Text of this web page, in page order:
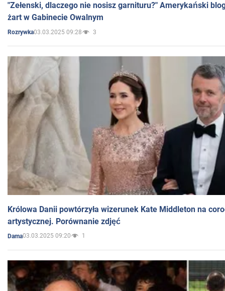
"Zełenski, dlaczego nie nosisz garnituru?" Amerykański
żart w Gabinecie Owalnym
Rozrywka03.03.2025 09:28 3
Królowa Danii powtórzyła wizerunek Kate Middleton na
artystycznej. Porównanie zdjęć
Dama03.03.2025 09:20 1